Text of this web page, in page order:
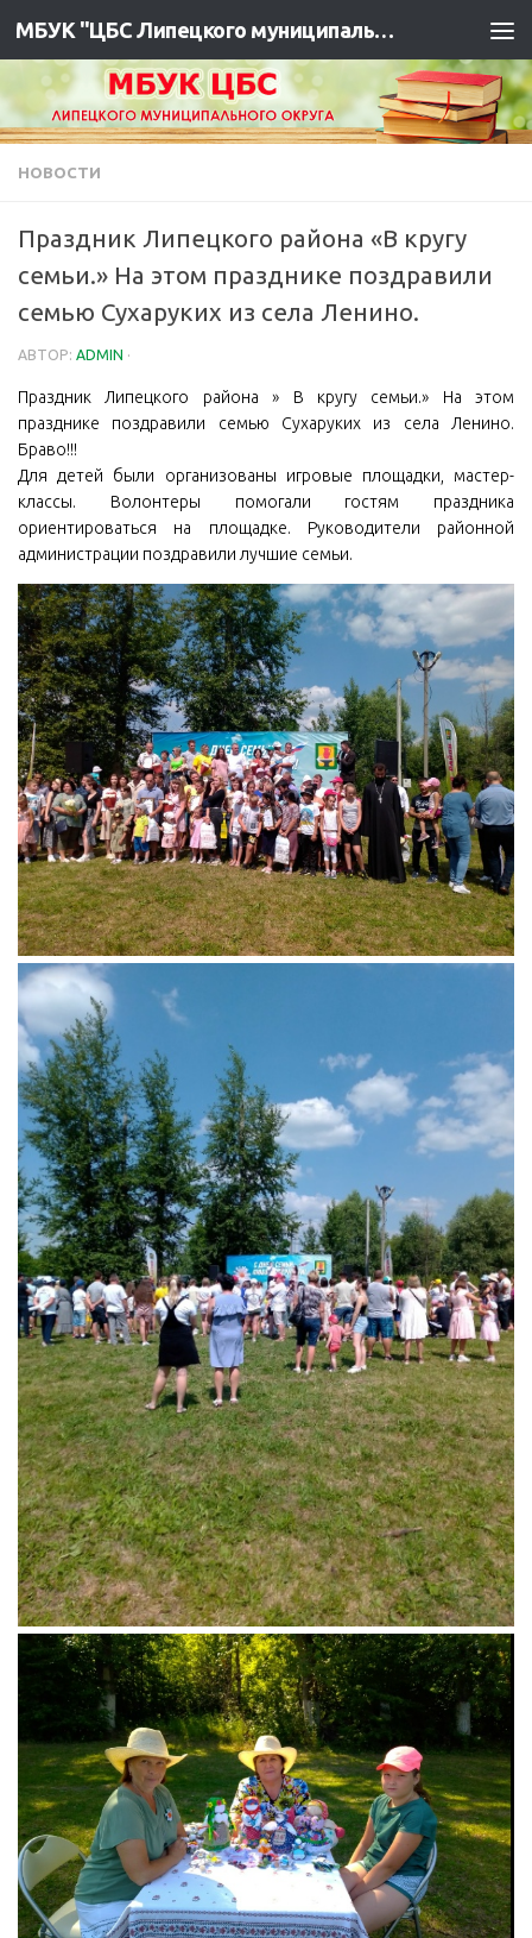
МБУК "ЦБС Липецкого муниципального района"
НОВОСТИ
Праздник Липецкого района «В кругу
семьи.» На этом празднике поздравили
семью Сухаруких из села Ленино.
АВТОР: ADMIN ·
Праздник Липецкого района » В кругу семьи.» На этом
празднике поздравили семью Сухаруких из села Ленино.
Браво!!!
Для детей были организованы игровые площадки, мастер-
классы. Волонтеры помогали гостям праздника
ориентироваться на площадке. Руководители районной
администрации поздравили лучшие семьи.